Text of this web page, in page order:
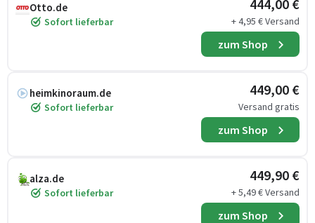
Otto.de
Sofort lieferbar
444,00 €
+ 4,95 € Versand
zum Shop
heimkinoraum.de
Sofort lieferbar
449,00 €
Versand gratis
zum Shop
alza.de
Sofort lieferbar
449,90 €
+ 5,49 € Versand
zum Shop